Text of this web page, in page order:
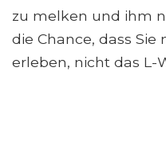
zu melken und ihm
die Chance, dass
erleben, nicht das L-